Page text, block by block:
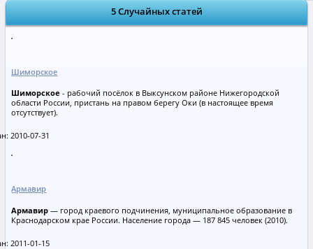
5 Случайных статей
Шиморское
Шиморское - рабочий посёлок в Выксунском районе Нижегородской
области России, пристань на правом берегу Оки (в настоящее время
отсутствует).
2010-07-31
Армавир
Армавир — город краевого подчинения, муниципальное образование в
Краснодарском крае России. Население города — 187 845 человек (2010).
2011-01-15